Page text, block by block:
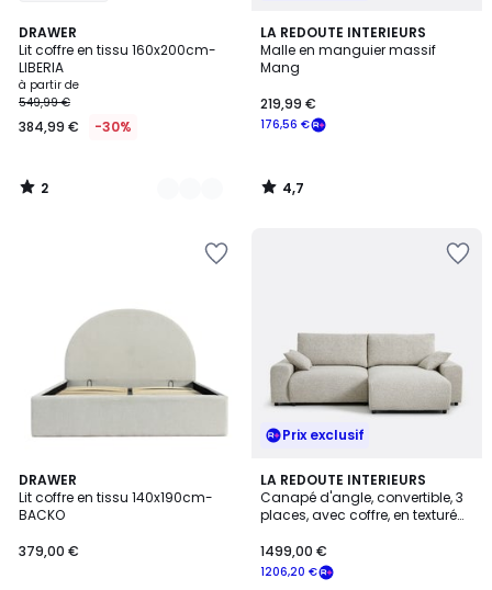
DRAWER
Lit coffre en tissu 160x200cm-
LIBERIA
à partir de
549,99 €
384,99 € -30%
2
/
5
2
Couleurs
2
/
LA REDOUTE INTERIEURS
Malle en manguier massif
Mang
176,56 €
219,99 €
4,7
/ 5
4,7
/
DRAWER
Lit coffre en tissu 140x190cm-
BACKO
379,00 €
Prix exclusif
LA REDOUTE INTERIEURS
Canapé d'angle, convertible, 3
places, avec coffre, en texturé
1206,20 €
1499,00 €
4
/
5